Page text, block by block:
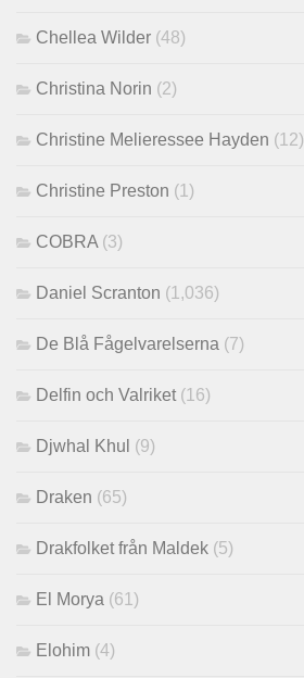
Chellea Wilder (48)
Christina Norin (2)
Christine Melieressee Hayden (12)
Christine Preston (1)
COBRA (3)
Daniel Scranton (1,036)
De Blå Fågelvarelserna (7)
Delfin och Valriket (16)
Djwhal Khul (9)
Draken (65)
Drakfolket från Maldek (5)
El Morya (61)
Elohim (4)